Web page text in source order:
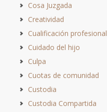
Cosa Juzgada
Creatividad
Cualificación profesional
Cuidado del hijo
Culpa
Cuotas de comunidad
Custodia
Custodia Compartida